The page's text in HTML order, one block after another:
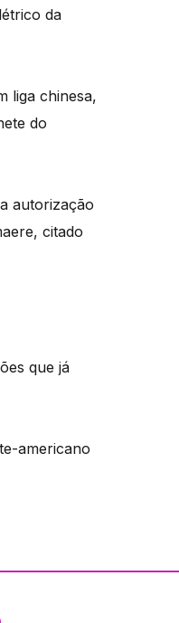
da
liga chinesa,
do
autorização
citado
que já
americano